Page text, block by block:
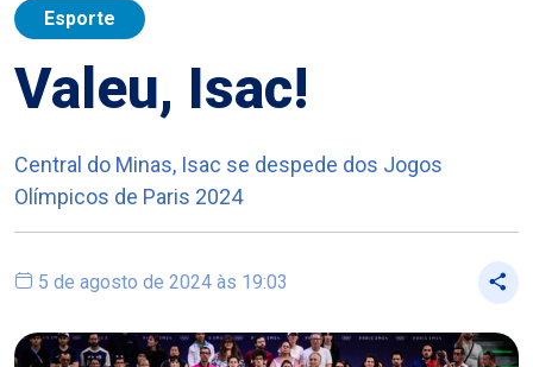
Esporte
Valeu, Isac!
Central do Minas, Isac se despede dos Jogos
Olímpicos de Paris 2024
5 de agosto de 2024 às 19:03